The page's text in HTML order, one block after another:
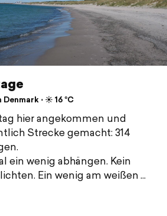
⋅ ☀️ 16 °C
hier angekommen und
Strecke gemacht: 314
ein wenig abhängen. Kein
Ein wenig am weißen